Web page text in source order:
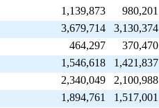
1,139,873
980,201
3,679,714
3,130,374
464,297
370,470
1,546,618
1,421,837
2,340,049
2,100,988
1,894,761
1,517,001